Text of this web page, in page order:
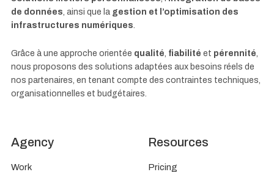
de données , ainsi que la gestion et l’optimisation des
infrastructures numériques
Grâce à une approche orientée qualité fiabilité et pérennité
nous proposons des solutions adaptées aux besoins réels de
nos partenaires, en tenant compte des contraintes techniques,
organisationnelles et budgétaires.
Agency
Work
Resources
Pricing